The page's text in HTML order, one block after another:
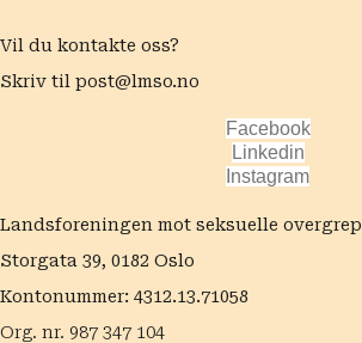
Vil du kontakte oss?
Skriv til post@lmso.no
Facebook
Linkedin
Instagram
Landsforeningen mot seksuelle overgrep
Storgata 39, 0182 Oslo
Kontonummer: 4312.13.71058
Org. nr. 987 347 104